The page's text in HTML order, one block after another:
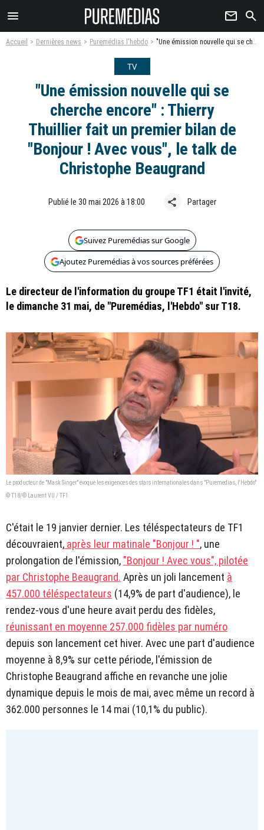
menu newsletter search
Accueil Dernières news Puremédias l'hebdo "Une émission nouvelle qui se cherche encore" : Thierry Thuillier fait un premier bilan de "Bonjour ! Avec vous", le talk de Christophe Beaugrand
TV
"Une émission nouvelle qui se
cherche encore" : Thierry
Thuillier fait un premier bilan de
"Bonjour ! Avec vous", le talk de
Christophe Beaugrand
Publié le 30 mai 2026 à 18:00 share Partager
Suivez Puremédias sur Google
Ajoutez Puremédias à vos sources préférées
Le directeur de l'information du groupe TF1 était l'invité,
le dimanche 31 mai, de "Puremédias, l'Hebdo" sur T18.
Le producteur de "Mask Singer" évoque les exigences des stars internationales dans "Puremedias, l'Hebdo"
© T18/© Laurent VU / TF1
C'était le 19 janvier dernier. Les téléspectateurs de TF1
découvraient, après leur matinale "Bonjour ! ", une
prolongation de l'émission, "Bonjour ! Avec vous", pilotée
par Christophe Beaugrand. Après un joli lancement à
457.000 téléspectateurs (14,9% de part d'audience), le
rendez-vous d'une heure avait perdu des fidèles,
réunissant en moyenne 257.000 fidèles par numéro
depuis son lancement cet hiver. Avec une part d'audience
moyenne à 8,9% sur cette période, l'émission de
Christophe Beaugrand affiche en revanche une jolie
dynamique depuis le mois de mai, avec même un record à
362.000 personnes le 14 mai (10,1% du public).